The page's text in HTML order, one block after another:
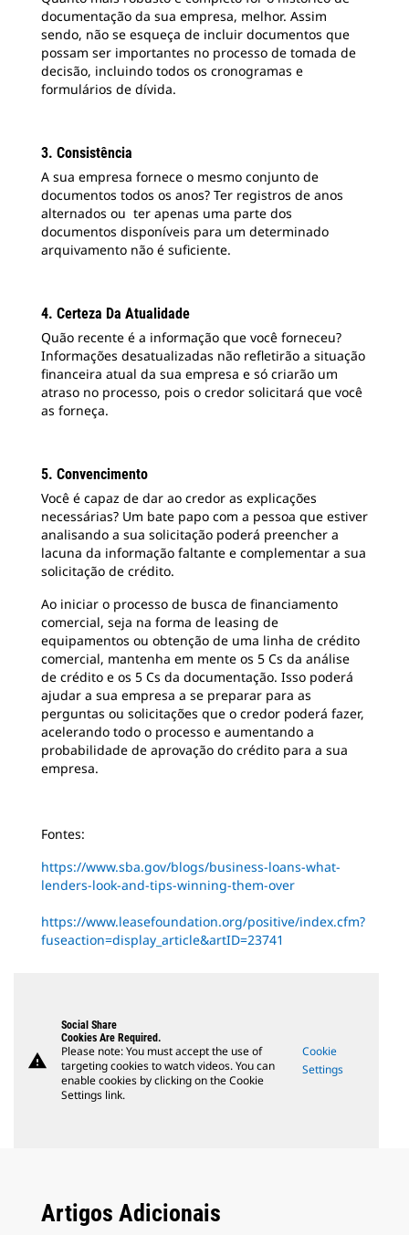
documentação da sua empresa, melhor. Assim
sendo, não se esqueça de incluir documentos que
possam ser importantes no processo de tomada de
decisão, incluindo todos os cronogramas e
formulários de dívida.
3. Consistência
A sua empresa fornece o mesmo conjunto de
documentos todos os anos? Ter registros de anos
alternados ou ter apenas uma parte dos
documentos disponíveis para um determinado
arquivamento não é suficiente.
4. Certeza Da Atualidade
Quão recente é a informação que você forneceu?
Informações desatualizadas não refletirão a situação
financeira atual da sua empresa e só criarão um
atraso no processo, pois o credor solicitará que você
as forneça.
5. Convencimento
Você é capaz de dar ao credor as explicações
necessárias? Um bate papo com a pessoa que estiver
analisando a sua solicitação poderá preencher a
lacuna da informação faltante e complementar a sua
solicitação de crédito.
Ao iniciar o processo de busca de financiamento
comercial, seja na forma de leasing de
equipamentos ou obtenção de uma linha de crédito
comercial, mantenha em mente os 5 Cs da análise
de crédito e os 5 Cs da documentação. Isso poderá
ajudar a sua empresa a se preparar para as
perguntas ou solicitações que o credor poderá fazer,
acelerando todo o processo e aumentando a
probabilidade de aprovação do crédito para a sua
empresa.
Fontes:
https://www.sba.gov/blogs/business-loans-what-
lenders-look-and-tips-winning-them-over
https://www.leasefoundation.org/positive/index.cfm?
fuseaction=display_article&artID=23741
warning
Social Share
Cookies Are Required.
Please note: You must accept the use of
targeting cookies to watch videos. You can
enable cookies by clicking on the Cookie
Settings link.
Cookie
Settings
Artigos Adicionais